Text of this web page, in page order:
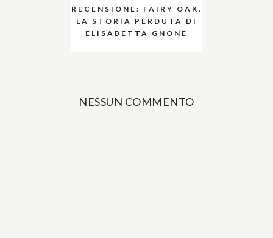
RECENSIONE: FAIRY OAK.
LA STORIA PERDUTA DI
ELISABETTA GNONE
NESSUN COMMENTO